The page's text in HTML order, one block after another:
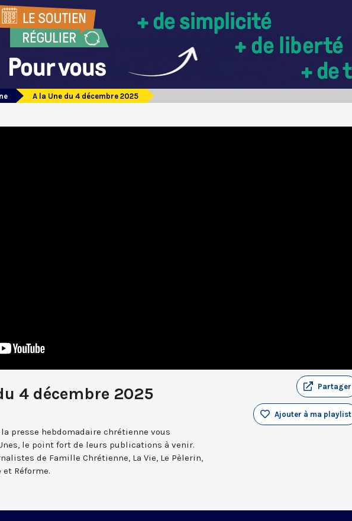
A la Une du 4 décembre 2025
4 décembre 2025 Partager
Ajouter à ma playlist
presse hebdomadaire chrétienne vous
le point fort de leurs publications à venir.
de Famille Chrétienne, La Vie, Le Pèlerin,
Réforme.